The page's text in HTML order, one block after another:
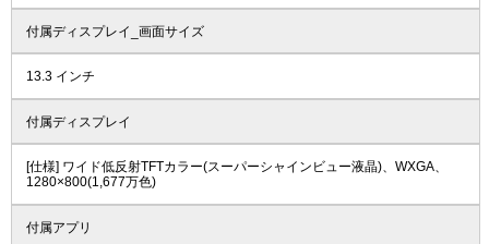
付属ディスプレイ_画面サイズ
13.3 インチ
付属ディスプレイ
[仕様] ワイド低反射TFTカラー(スーパーシャインビュー液晶)、WXGA、
1280×800(1,677万色)
付属アプリ